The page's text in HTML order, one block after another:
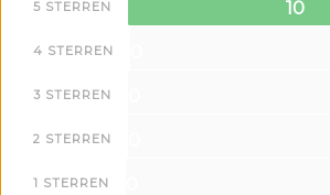
5 STERREN 10
4 STERREN
3 STERREN
2 STERREN
1 STERREN